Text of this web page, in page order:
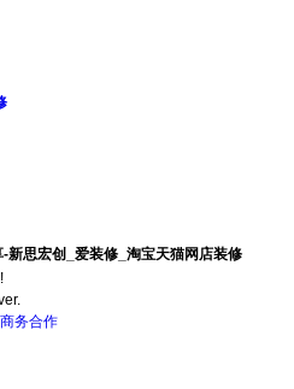
新思宏创_爱装修_淘宝天猫网店装修
商务合作